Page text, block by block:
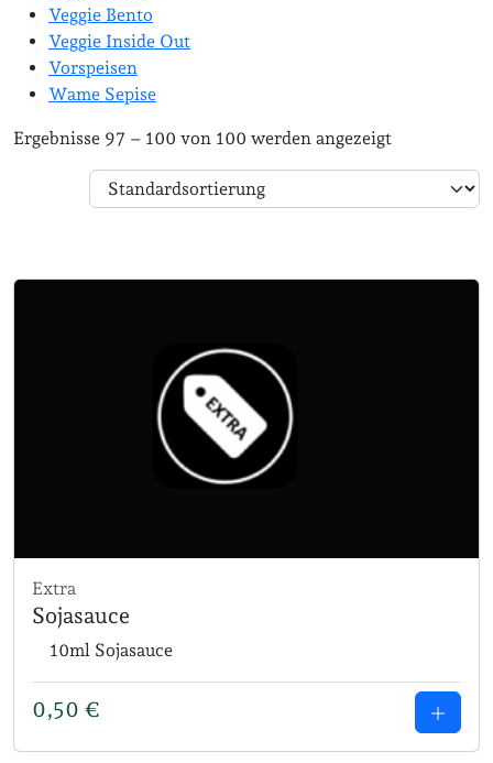
Veggie Bento
Veggie Inside Out
Vorspeisen
Wame Sepise
Ergebnisse 97 – 100 von 100 werden angezeigt
Extra
Sojasauce
10ml Sojasauce
0,50 €